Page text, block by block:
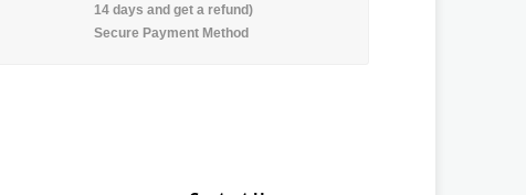
14 days and get a refund)
Secure Payment Method